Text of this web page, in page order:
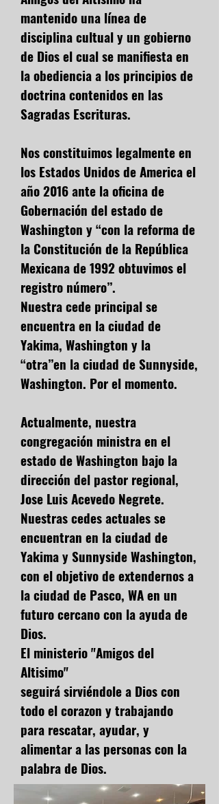
mantenido una línea de
disciplina cultual y un gobierno
de Dios el cual se manifiesta en
la obediencia a los principios de
doctrina contenidos en las
Sagradas Escrituras.
Nos constituimos legalmente en
los Estados Unidos de America el
año 2016 ante la oficina de
Gobernación del estado de
Washington y “con la reforma de
la Constitución de la República
Mexicana de 1992 obtuvimos el
registro número”.
Nuestra cede principal se
encuentra en la ciudad de
Yakima, Washington y la
“otra”en la ciudad de Sunnyside,
Washington. Por el momento.
Actualmente, nuestra
congregación ministra en el
estado de Washington bajo la
dirección del pastor regional,
Jose Luis Acevedo Negrete.
Nuestras cedes actuales se
encuentran en la ciudad de
Yakima y Sunnyside Washington,
con el objetivo de extendernos a
la ciudad de Pasco, WA en un
futuro cercano con la ayuda de
Dios.
El ministerio "Amigos del
Altisimo"
seguirá sirviéndole a Dios con
todo el corazon y trabajando
para rescatar, ayudar, y
alimentar a las personas con la
palabra de Dios.